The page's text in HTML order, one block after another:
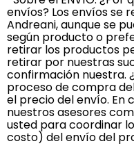
envíos? Los envíos se
Andreani, aunque se
según producto o
retirar los productos
retirar por nuestras
confirmación nuestra.
proceso de compra
el precio del envío. En
nuestros asesores
usted para coordinar
costo) del envío del